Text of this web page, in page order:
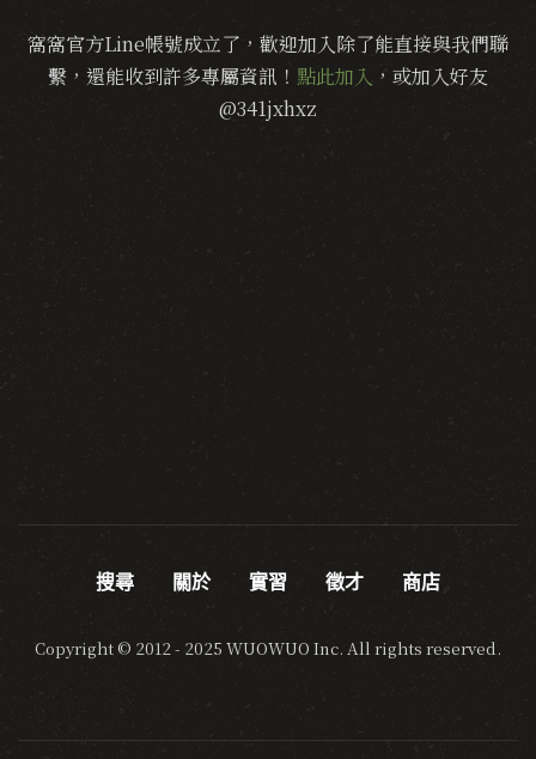
窩窩官方Line帳號成立了，歡迎加入除了能直接與我們聯
繫，還能收到許多專屬資訊！ 點此加入 ，或加入好友
@341jxhxz
搜尋 關於 實習 徵才 商店
Copyright © 2012 - 2025 WUOWUO Inc. All rights reserved.